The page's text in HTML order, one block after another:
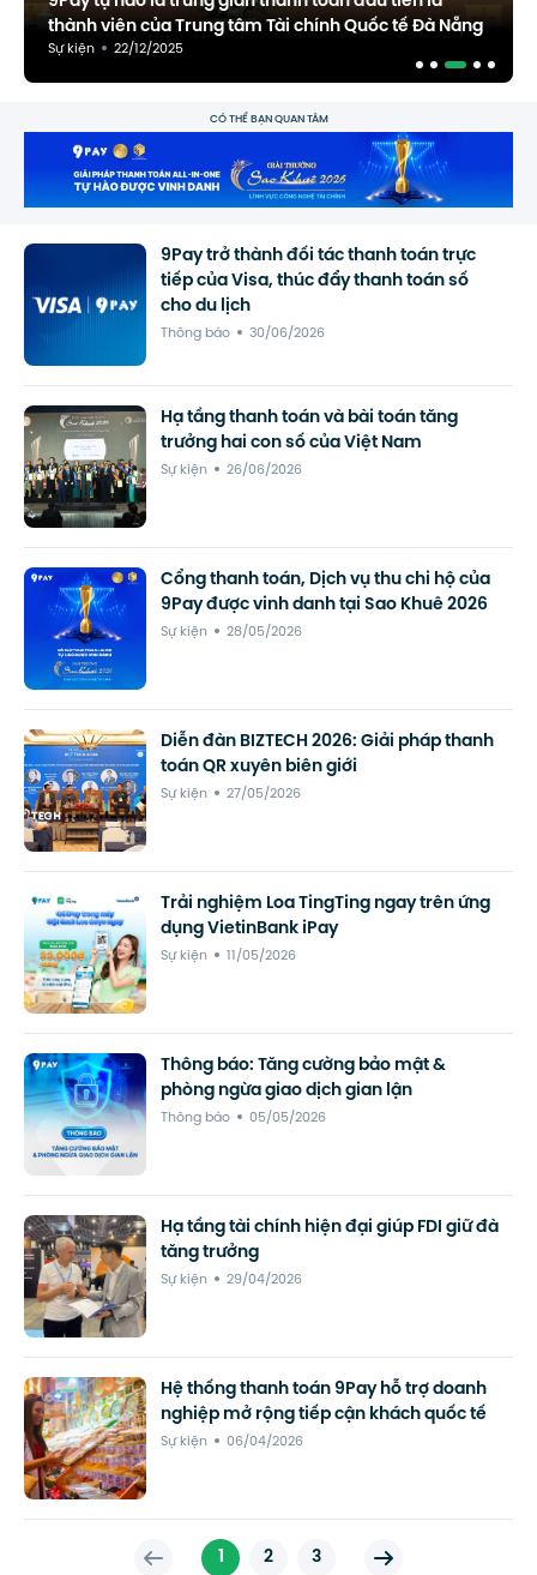
thành viên của Trung tâm Tài chính Quốc tế Đà Nẵng
Sự kiện 22/12/2025
CÓ THỂ BẠN QUAN TÂM
9Pay trở thành đối tác thanh toán trực
tiếp của Visa, thúc đẩy thanh toán số
cho du lịch
Thông báo 30/06/2026
Hạ tầng thanh toán và bài toán tăng
trưởng hai con số của Việt Nam
Sự kiện 26/06/2026
Cổng thanh toán, Dịch vụ thu chi hộ của
9Pay được vinh danh tại Sao Khuê 2026
Sự kiện 28/05/2026
Diễn đàn BIZTECH 2026: Giải pháp thanh
toán QR xuyên biên giới
Sự kiện 27/05/2026
Trải nghiệm Loa TingTing ngay trên ứng
dụng VietinBank iPay
Sự kiện 11/05/2026
Thông báo: Tăng cường bảo mật &
phòng ngừa giao dịch gian lận
Thông báo 05/05/2026
Hạ tầng tài chính hiện đại giúp FDI giữ đà
tăng trưởng
Sự kiện 29/04/2026
Hệ thống thanh toán 9Pay hỗ trợ doanh
nghiệp mở rộng tiếp cận khách quốc tế
Sự kiện 06/04/2026
1 2 3